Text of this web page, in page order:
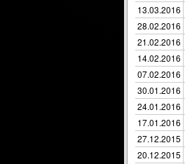
13.03.2016
28.02.2016
21.02.2016
14.02.2016
07.02.2016
30.01.2016
24.01.2016
17.01.2016
27.12.2015
20.12.2015